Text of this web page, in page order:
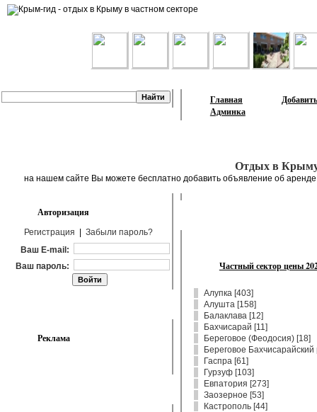
Главная
Админка
Отдых в Крыму
на нашем сайте Вы можете бесплатно добавить объявление об
Частный сектор цены
Алупка[403]
Алушта[158]
Балаклава[12]
Бахчисарай [11]
Береговое (Феодосия)[18]
Береговое Бахчисарайский
Гаспра[61]
Гурзуф[103]
Евпатория [273]
Заозерное [53]
Кастрополь[44]
Авторизация
Регистрация
Забыли пароль?
Ваш E-mail:
Ваш пароль:
Реклама